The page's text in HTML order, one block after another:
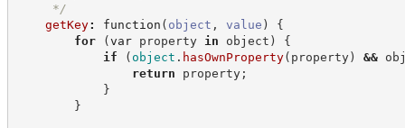
*/
getKey: function ( object , value )
{
for
(var property in object )
{
if
( object . hasOwnProperty( property) &&
return property ;
}
}